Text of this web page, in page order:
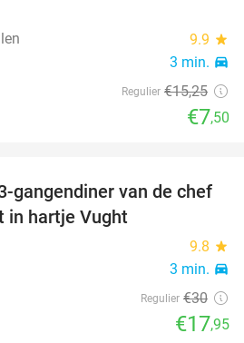
9.9 star
3 min. directions_car
Regulier €15,25
€7,50
40%
gangendiner van de chef
in hartje Vught
9.8 star
3 min. directions_car
Regulier €30
€17,95